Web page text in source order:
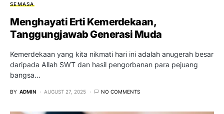
SEMASA
Menghayati Erti Kemerdekaan,
Tanggungjawab Generasi Muda
Kemerdekaan yang kita nikmati hari ini adalah anugerah besar
daripada Allah SWT dan hasil pengorbanan para pejuang
bangsa…
BY ADMIN AUGUST 27, 2025 NO COMMENTS